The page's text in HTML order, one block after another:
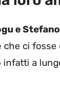
e
ci fosse
infatti a